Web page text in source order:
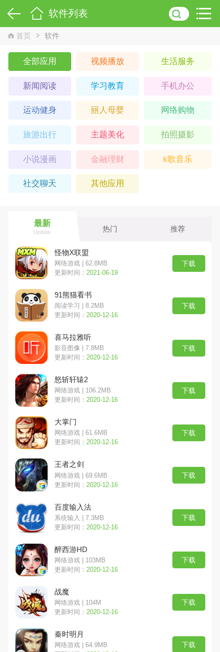
软件列表
首页 软件
全部应用 视频播放 生活服务
新闻阅读 学习教育 手机办公
运动健身 丽人母婴 网络购物
旅游出行 主题美化 拍照摄影
小说漫画 金融理财 k歌音乐
社交聊天 其他应用
最新
Update 热门 推荐
怪物X联盟
网络游戏 | 62.8MB
更新时间： 2021-06-19
下载
91熊猫看书
阅读学习 | 8.2MB
更新时间： 2020-12-16
下载
喜马拉雅听
影音图像 | 7.8MB
更新时间： 2020-12-16
下载
怒斩轩辕2
网络游戏 | 106.2MB
更新时间： 2020-12-16
下载
大掌门
网络游戏 | 61.6MB
更新时间： 2020-12-16
下载
王者之剑
网络游戏 | 69.6MB
更新时间： 2020-12-16
下载
百度输入法
系统输入 | 7.3MB
更新时间： 2020-12-16
下载
醉西游HD
网络游戏 | 103MB
更新时间： 2020-12-16
下载
战魔
网络游戏 | 104M
更新时间： 2020-12-16
下载
秦时明月
网络游戏 | 64.9MB
下载